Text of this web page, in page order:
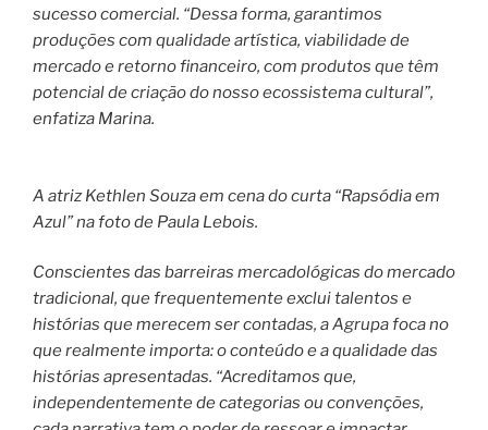
sucesso comercial. “Dessa forma, garantimos
produções com qualidade artística, viabilidade de
mercado e retorno financeiro, com produtos que têm
potencial de criação do nosso ecossistema cultural”,
enfatiza Marina.
A atriz Kethlen Souza em cena do curta “Rapsódia em
Azul” na foto de Paula Lebois.
Conscientes das barreiras mercadológicas do mercado
tradicional, que frequentemente exclui talentos e
histórias que merecem ser contadas, a Agrupa foca no
que realmente importa: o conteúdo e a qualidade das
histórias apresentadas. “Acreditamos que,
independentemente de categorias ou convenções,